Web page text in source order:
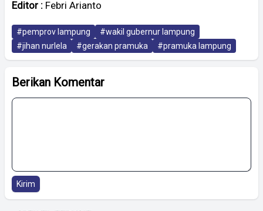
Editor : Febri Arianto
#pemprov lampung
#wakil gubernur lampung
#jihan nurlela
#gerakan pramuka #pramuka lampung
Berikan Komentar
Kirim